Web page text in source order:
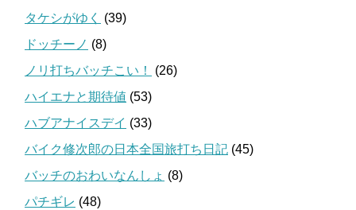
タケシがゆく
(39)
ドッチーノ (8)
ノリ打ちバッチこい！
(26)
ハイエナと期待値 (53)
ハブアナイスデイ (33)
バイク修次郎の日本全国旅打ち日記 (45)
バッチのおわいなんしょ (8)
パチギレ (48)